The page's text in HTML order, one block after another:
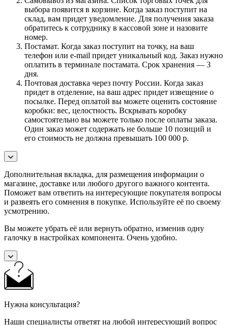
выбора появится в корзине. Когда заказ поступит на
склад, вам придет уведомление. Для получения заказа
обратитесь к сотруднику в кассовой зоне и назовите
номер.
Постамат. Когда заказ поступит на точку, на ваш
телефон или e-mail придет уникальный код. Заказ нужно
оплатить в терминале постамата. Срок хранения — 3
дня.
Почтовая доставка через почту России. Когда заказ
придет в отделение, на ваш адрес придет извещение о
посылке. Перед оплатой вы можете оценить состояние
коробки: вес, целостность. Вскрывать коробку
самостоятельно вы можете только после оплаты заказа.
Один заказ может содержать не больше 10 позиций и
его стоимость не должна превышать 100 000 р.
Дополнительная вкладка, для размещения информации о
магазине, доставке или любого другого важного контента.
Поможет вам ответить на интересующие покупателя вопросы
и развеять его сомнения в покупке. Используйте её по своему
усмотрению.
Вы можете убрать её или вернуть обратно, изменив одну
галочку в настройках компонента. Очень удобно.
Нужна консультация?
Наши специалисты ответят на любой интересующий вопрос